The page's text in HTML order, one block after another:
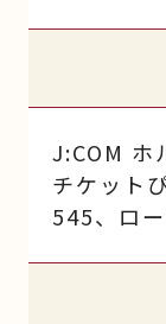
J:COM ホ
チケット
545、ロ